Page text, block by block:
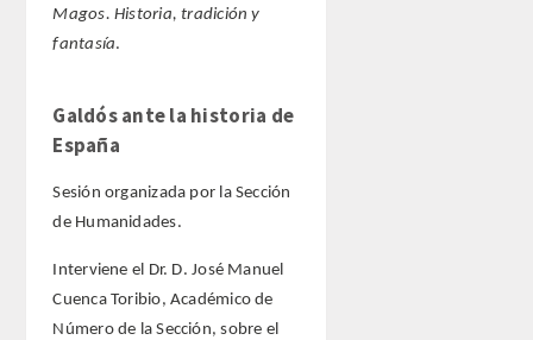
Magos. Historia, tradición y
fantasía.
Galdós ante la historia de
España
Sesión organizada por la Sección
de Humanidades.
Interviene el Dr. D. José Manuel
Cuenca Toribio, Académico de
Número de la Sección, sobre el